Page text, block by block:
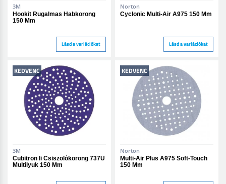
3M
Hookit Rugalmas Habkorong
150 Mm
Lásd a variációkat
Norton
Cyclonic Multi-Air A975 150 Mm
Lásd a variációkat
KEDVENC
3M
Cubitron Ii Csiszolókorong 737U
Multilyuk 150 Mm
KEDVENC
Norton
Multi-Air Plus A975 Soft-Touch
150 Mm